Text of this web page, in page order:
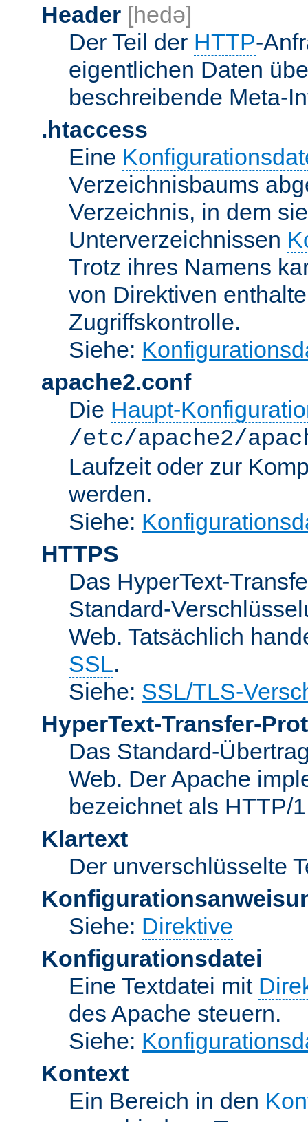
Header [hedə]
Der Teil der HTTP-
eigentlichen Daten
beschreibende Meta-
.htaccess
Eine
Verzeichnisbaums
Verzeichnis, in dem
Unterverzeichnissen
Trotz ihres Namens
von Direktiven
Zugriffskontrolle.
Siehe:
apache2.conf
Die Haupt-
/etc/apache2/
Laufzeit oder zur
werden.
Siehe:
HTTPS
Das HyperText-
Standard-
Web. Tatsächlich
SSL.
Siehe: SSL/TLS-
HyperText-Transfer-
Das Standard-
Web. Der Apache
bezeichnet als HTTP/
Klartext
Der unverschlüsselte
Siehe: Direktive
Konfigurationsdatei
Eine Textdatei mit
des Apache steuern.
Siehe:
Kontext
Ein Bereich in den